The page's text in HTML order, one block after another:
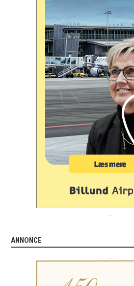
ANNONCE